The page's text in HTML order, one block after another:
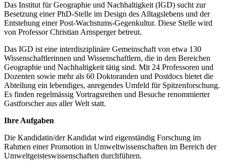
Das Institut für Geographie und Nachhaltigkeit (IGD) sucht zur
Besetzung einer PhD-Stelle im Design des Alltagslebens und der
Entstehung einer Post-Wachstums-Gegenkultur. Diese Stelle wird
von Professor Christian Arnsperger betreut.
Das IGD ist eine interdisziplinäre Gemeinschaft von etwa 130
Wissenschaftlerinnen und Wissenschaftlern, die in den Bereichen
Geographie und Nachhaltigkeit tätig sind. Mit 24 Professoren und
Dozenten sowie mehr als 60 Doktoranden und Postdocs bietet die
Abteilung ein lebendiges, anregendes Umfeld für Spitzenforschung.
Es finden regelmässig Vortragsreihen und Besuche renommierter
Gastforscher aus aller Welt statt.
Ihre Aufgaben
Die Kandidatin/der Kandidat wird eigenständig Forschung im
Rahmen einer Promotion in Umweltwissenschaften im Bereich der
Umweltgeisteswissenschaften durchführen.